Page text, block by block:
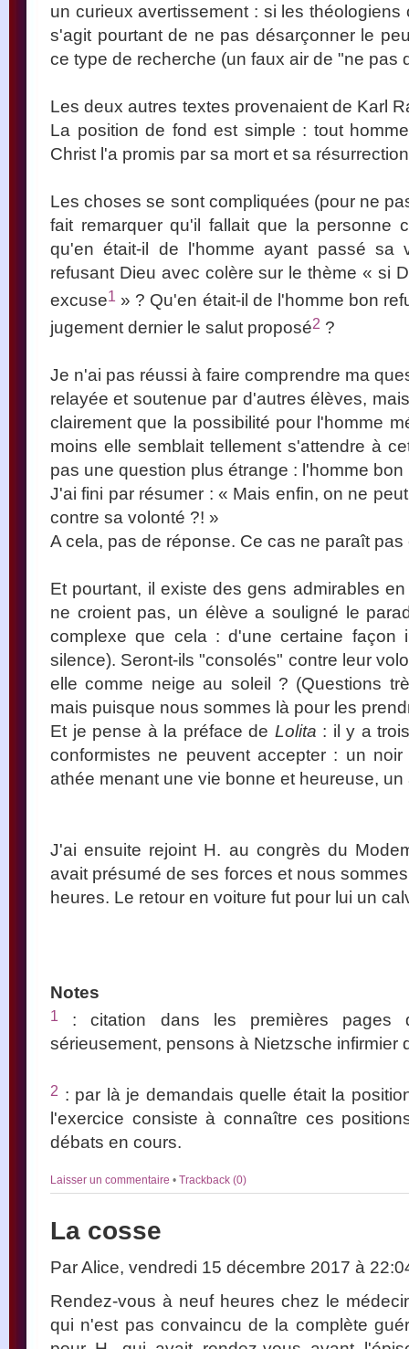
un curieux avertissement : si les
s'agit pourtant de ne pas désarçonner le
ce type de recherche (un faux air de "ne pas
Les deux autres textes provenaient de Karl
La position de fond est simple : tout
Christ l'a promis par sa mort et sa
Les choses se sont compliquées (pour ne
fait remarquer qu'il fallait que la personne
qu'en était-il de l'homme ayant passé sa
refusant Dieu avec colère sur le thème « si
excuse1 » ? Qu'en était-il de l'homme bon
jugement dernier le salut proposé2 ?
Je n'ai pas réussi à faire comprendre ma
relayée et soutenue par d'autres élèves,
clairement que la possibilité pour l'homme
moins elle semblait tellement s'attendre à
pas une question plus étrange : l'homme bon
J'ai fini par résumer : « Mais enfin, on ne
contre sa volonté ?! »
A cela, pas de réponse. Ce cas ne paraît
Et pourtant, il existe des gens admirables
ne croient pas, un élève a souligné le
complexe que cela : d'une certaine façon
silence). Seront-ils "consolés" contre leur
elle comme neige au soleil ? (Questions
mais puisque nous sommes là pour les
Et je pense à la préface de Lolita : il y a
conformistes ne peuvent accepter : un
athée menant une vie bonne et heureuse,
J'ai ensuite rejoint H. au congrès du
avait présumé de ses forces et nous
heures. Le retour en voiture fut pour lui un
Notes
1
: citation dans les premières
sérieusement, pensons à Nietzsche infirmier
2 : par là je demandais quelle était la
l'exercice consiste à connaître ces
débats en cours.
Laisser un commentaire • Trackback (0)
La cosse
Par Alice, vendredi 15 décembre 2017 à
Rendez-vous à neuf heures chez le
qui n'est pas convaincu de la complète